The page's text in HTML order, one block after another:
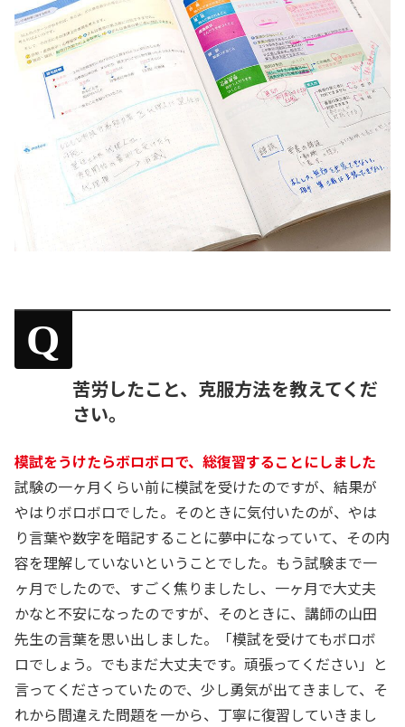
Q
苦労したこと、克服方法を教えてくだ
さい。
模試をうけたらボロボロで、総復習することにしました
試験の一ヶ月くらい前に模試を受けたのですが、結果が
やはりボロボロでした。そのときに気付いたのが、やは
り言葉や数字を暗記することに夢中になっていて、その内
容を理解していないということでした。もう試験まで一
ヶ月でしたので、すごく焦りましたし、一ヶ月で大丈夫
かなと不安になったのですが、そのときに、講師の山田
先生の言葉を思い出しました。「模試を受けてもボロボ
ロでしょう。でもまだ大丈夫です。頑張ってください」と
言ってくださっていたので、少し勇気が出てきまして、そ
れから間違えた問題を一から、丁寧に復習していきまし